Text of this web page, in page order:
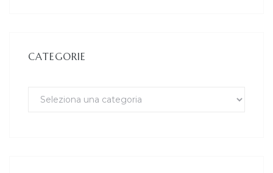
CATEGORIE